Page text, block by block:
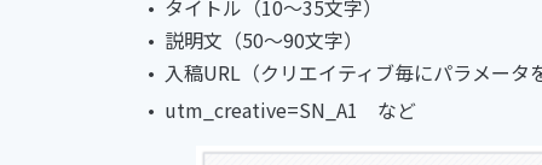
タイトル（10〜35文字）
説明文（50〜90文字）
入稿URL（クリエイティブ毎にパラメータ
utm_creative=SN_A1 など